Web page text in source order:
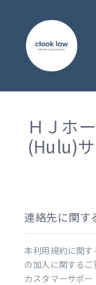
ＨＪホ
(Hulu)
連絡先に関す
本利用規約に関
の加入に関する
カスタマーサポー